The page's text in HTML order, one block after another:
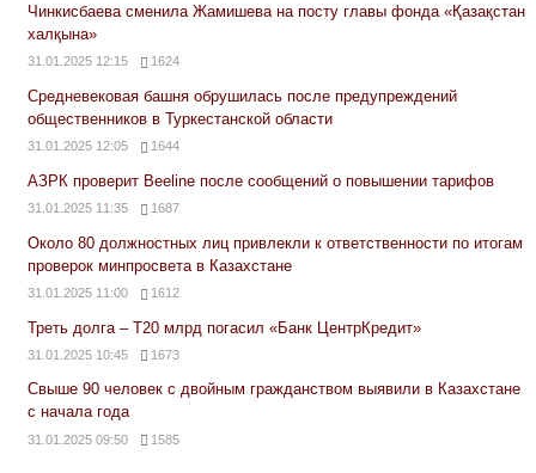
Чинкисбаева сменила Жамишева на посту главы фонда «Қазақстан
халқына»
31.01.2025 12:15 1624
Средневековая башня обрушилась после предупреждений
общественников в Туркестанской области
31.01.2025 12:05 1644
АЗРК проверит Beeline после сообщений о повышении тарифов
31.01.2025 11:35 1687
Около 80 должностных лиц привлекли к ответственности по итогам
проверок минпросвета в Казахстане
31.01.2025 11:00 1612
Треть долга – Т20 млрд погасил «Банк ЦентрКредит»
31.01.2025 10:45 1673
Свыше 90 человек с двойным гражданством выявили в Казахстане
с начала года
31.01.2025 09:50 1585